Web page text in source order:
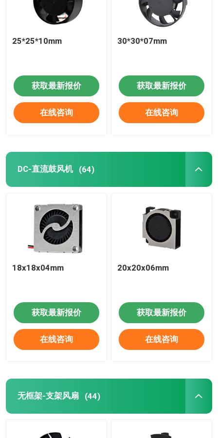
25*25*10mm
获取最新报价
在线咨询
30*30*07mm
获取最新报价
在线咨询
DC-直流鼓风机 (64)
18x18x04mm
获取最新报价
在线咨询
20x20x06mm
获取最新报价
在线咨询
无框架-支架风扇 (44)